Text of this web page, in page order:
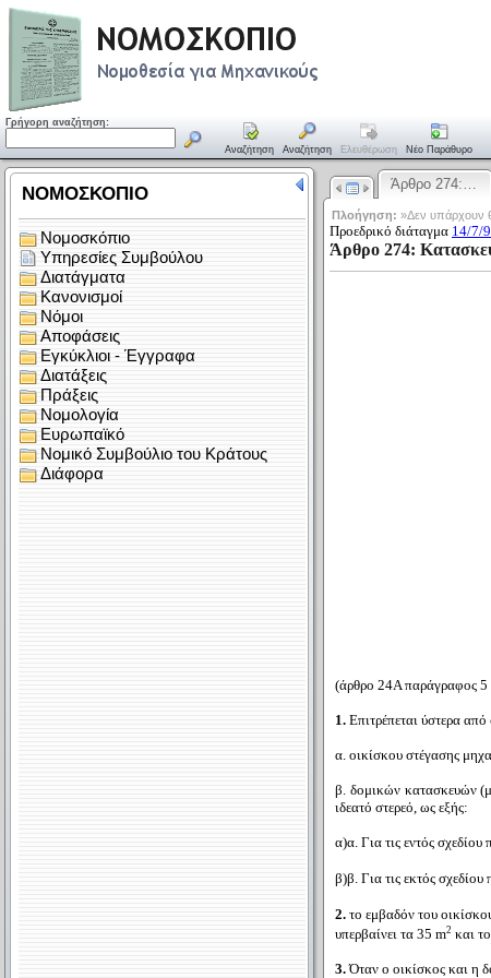
Γρήγορη αναζήτηση:
Αναζήτηση Αναζήτηση Ελευθέρωση Νέο Παράθυρο
Άρθρο 274:…